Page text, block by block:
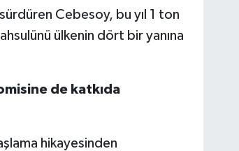
Cebesoy, bu yıl 1 ton
ülkenin dört bir yanına
de katkıda
hikayesinden